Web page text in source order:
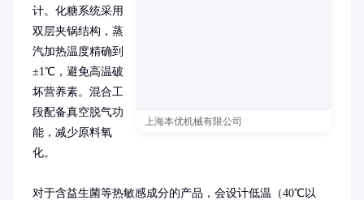
上海本优机械有限公司
计。化糖系统采用
双层夹锅结构，蒸
汽加热温度精确到
±1℃，避免高温破
坏营养素。混合工
段配备真空脱气功
能，减少原料氧
化。
对于含益生菌等热敏感成分的产品，会设计低温（40℃以